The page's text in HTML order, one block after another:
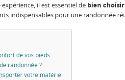
il est essentiel de bien
indispensables pour une randonnée
de vos pieds
randonnée ?
votre matériel